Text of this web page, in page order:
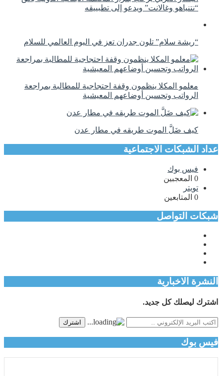
“نتنياهو وغالانت” ويدعو إلى تطبييقه
“ريشة سلام” تلون جدران تعز في اليوم العالمي للسلام
معلمو المكلا ينظمون وقفة احتجاجية للمطالبة بمراجعة
الرواتب وتحسين أوضاعهم المعيشية
كيف ضَلَّ الموت طريقه في مطار عدن
عداد الشبكات الاجتماعية
فيس بوك
0 المعجبين
تويتر
0 المتابعين
شبكات التواصل
النشرة الاخبارية
اشترك ليصلك كل جديد.
اشترك
فيس بوك